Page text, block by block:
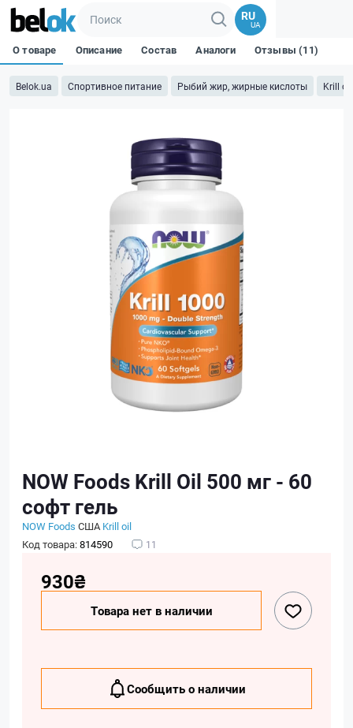
RU
UA
Belok.ua Спортивное питание Рыбий жир, жирные кислоты Krill oil
О товаре Описание Состав Аналоги Отзывы (11)
NOW Foods Krill Oil 500 мг - 60
софт гель
NOW Foods США Krill oil
Код товара:814590 11
930₴
Товара нет в наличии
Сообщить о наличии